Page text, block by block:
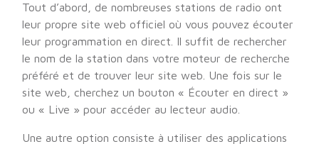
Tout d’abord, de nombreuses stations de radio ont
leur propre site web officiel où vous pouvez écouter
leur programmation en direct. Il suffit de rechercher
le nom de la station dans votre moteur de recherche
préféré et de trouver leur site web. Une fois sur le
site web, cherchez un bouton « Écouter en direct »
ou « Live » pour accéder au lecteur audio.
Une autre option consiste à utiliser des applications